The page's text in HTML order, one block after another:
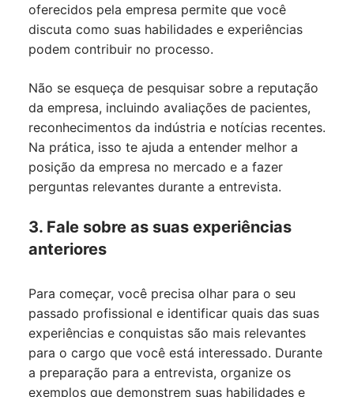
oferecidos pela empresa permite que você
discuta como suas habilidades e experiências
podem contribuir no processo.
Não se esqueça de pesquisar sobre a reputação
da empresa, incluindo avaliações de pacientes,
reconhecimentos da indústria e notícias recentes.
Na prática, isso te ajuda a entender melhor a
posição da empresa no mercado e a fazer
perguntas relevantes durante a entrevista.
3. Fale sobre as suas experiências
anteriores
Para começar, você precisa olhar para o seu
passado profissional e identificar quais das suas
experiências e conquistas são mais relevantes
para o cargo que você está interessado. Durante
a preparação para a entrevista, organize os
exemplos que demonstrem suas habilidades e